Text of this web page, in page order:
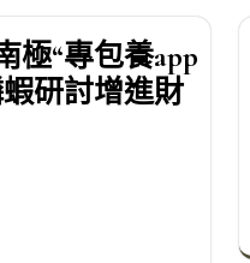
極“專包養app
研討增進財